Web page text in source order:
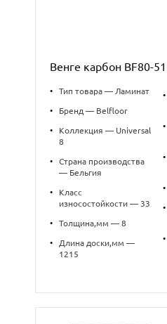
Венге карбон BF80-
• Тип товара — Ламинат
• Бренд — Belfloor
•
Коллекция — Universal
8
•
Страна производства
— Бельгия
•
Класс
износостойкости — 33
• Толщина,мм — 8
•
Длина доски,мм —
1215
•
•
•
•
•
•